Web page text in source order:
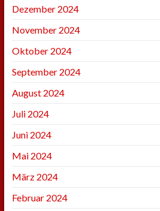
Dezember 2024
November 2024
Oktober 2024
September 2024
August 2024
Juli 2024
Juni 2024
Mai 2024
März 2024
Februar 2024